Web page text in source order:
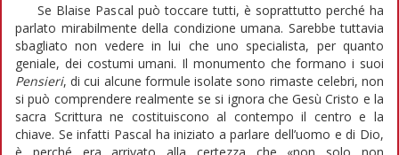
Se Blaise Pascal può toccare tutti, è soprattutto perché ha
parlato mirabilmente della condizione umana. Sarebbe tuttavia
sbagliato non vedere in lui che uno specialista, per quanto
geniale, dei costumi umani. Il monumento che formano i suoi
Pensieri, di cui alcune formule isolate sono rimaste celebri, non
si può comprendere realmente se si ignora che Gesù Cristo e la
sacra Scrittura ne costituiscono al contempo il centro e la
chiave. Se infatti Pascal ha iniziato a parlare dell’uomo e di Dio,
è perché era arrivato alla certezza che «non solo non